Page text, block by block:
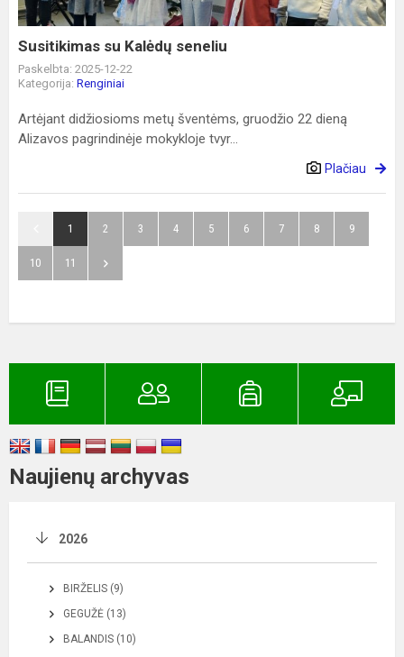
Susitikimas su Kalėdų seneliu
Paskelbta: 2025-12-22
Kategorija: Renginiai
Artėjant didžiosioms metų šventėms, gruodžio 22 dieną
Alizavos pagrindinėje mokykloje tvyr...
Plačiau
1 2 3 4 5 6 7 8 9
10 11
Naujienų archyvas
2026
BIRŽELIS (9)
GEGUŽĖ (13)
BALANDIS (10)